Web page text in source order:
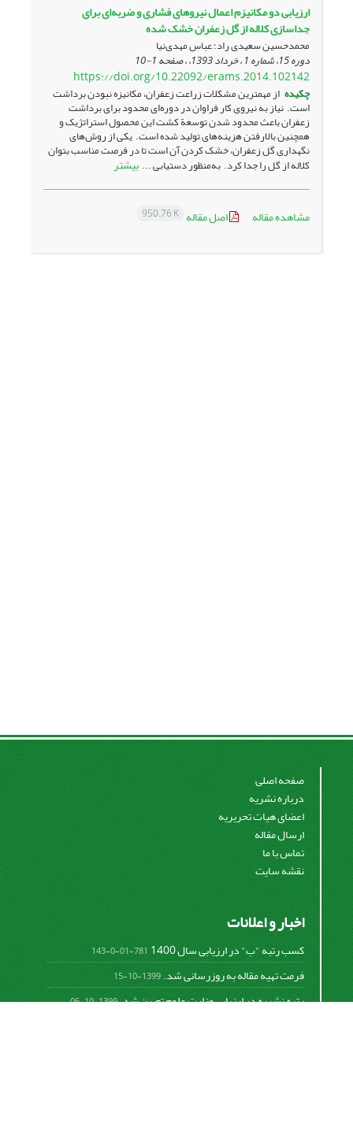
ارزیابی دو مکانیزم اعمال نیروهای فشاری و ضربه‌ای برای
جداسازی کلاله از گل زعفران خشک شده
محمدحسین سعیدی راد؛ عباس مهدی‌نیا
دوره 15، شماره 1 ، خرداد 1393، ، صفحه 1-10
https://doi.org/10.22092/erams.2014.102142
چکیده از مهمترین مشکلات زراعت زعفران، مکانیزه نبودن برداشت
است. نیاز به نیروی کار فراوان در دوره‌ای محدود برای برداشت
زعفران باعث محدود شدن توسعة کشت این محصول استراتژیک و
همچنین بالارفتن هزینه‌های تولید شده است. یکی از روش‌های
نگهداری گل زعفران، خشک کردن آن است تا در فرصت مناسب بتوان
کلاله از گل را جدا کرد. به‌منظور دستیابی ... بیشتر
مشاهده مقاله اصل مقاله 950.76 K
صفحه اصلی
درباره نشریه
اعضای هیات تحریریه
ارسال مقاله
تماس با ما
نقشه سایت
اخبار و اعلانات
کسب رتبه "ب" در ارزیابی سال 1400 781-01-0-143
فرمت تهیه مقاله به روزرسانی شد.1399-10-15
رتبه نشریه در ارزیابی وزارت علوم تعیین شد.1399-10-06